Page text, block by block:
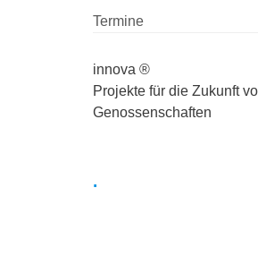
Termine
innova ®
Projekte für die Zukunft
Genossenschaften
.